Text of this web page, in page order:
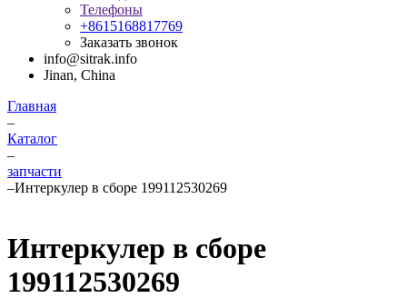
Телефоны
+8615168817769
Заказать звонок
info@sitrak.info
Jinan, China
Главная
–
Каталог
–
запчасти
–Интеркулер в сборе 199112530269
Интеркулер в сборе
199112530269